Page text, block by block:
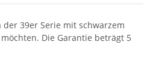
39er Serie mit schwarzem
Die Garantie beträgt 5